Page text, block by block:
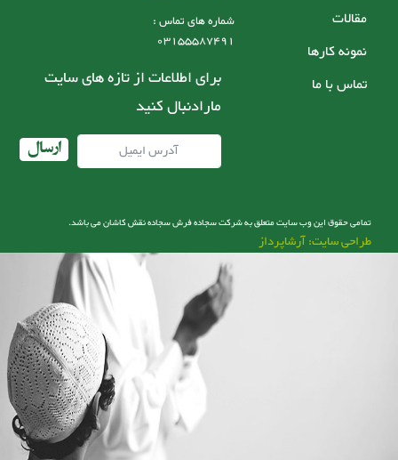
مقالات
نمونه کارها
تماس با ما
شماره های تماس :
03155587491
برای اطلاعات از تازه های سایت
مارادنبال کنید
ارسال
تمامی حقوق این وب سایت متعلق به شرکت سجاده فرش سجاده نقش کاشان می باشد.
طراحی سایت: آرشاپرداز